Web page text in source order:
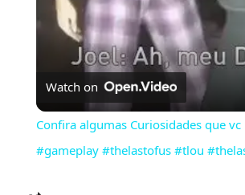
Watch on
Confira algumas Curiosidades que vc
#gameplay #thelastofus #tlou